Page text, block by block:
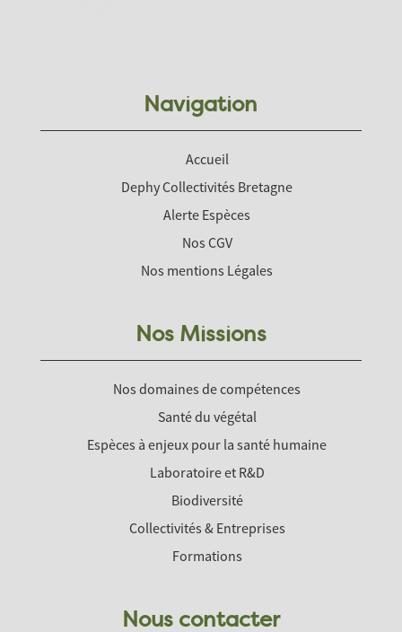
Navigation
Accueil
Dephy Collectivités Bretagne
Alerte Espèces
Nos CGV
Nos mentions Légales
Nos Missions
Nos domaines de compétences
Santé du végétal
Espèces à enjeux pour la santé humaine
Laboratoire et R&D
Biodiversité
Collectivités & Entreprises
Formations
Nous contacter